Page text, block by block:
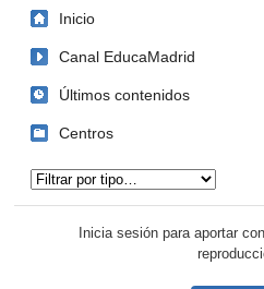
Inicio
Canal EducaMadrid
Últimos contenidos
Centros
Inicia sesión para aportar